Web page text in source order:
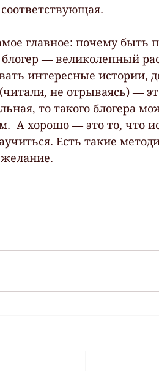
главное: почему
— великолепный
интересные истории,
не отрываясь) —
то такого блогера
А хорошо — это то, что
Есть такие